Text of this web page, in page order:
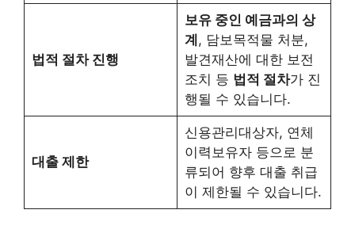
법적 절차 진행
보유 중인 예금과의 상
계, 담보목적물 처분,
발견재산에 대한 보전
조치 등 법적 절차가 진
행될 수 있습니다.
대출 제한
신용관리대상자, 연체
이력보유자 등으로 분
류되어 향후 대출 취급
이 제한될 수 있습니다.